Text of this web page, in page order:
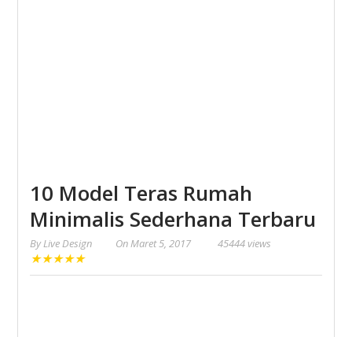
10 Model Teras Rumah
Minimalis Sederhana Terbaru
ByLive Design OnMaret 5, 2017 45444 views
★★★★★